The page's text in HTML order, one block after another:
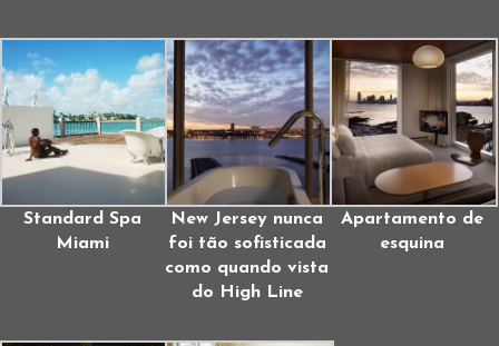
Standard Spa
Miami
New Jersey nunca
foi tão sofisticada
como quando vista
do High Line
Apartamento de
esquina